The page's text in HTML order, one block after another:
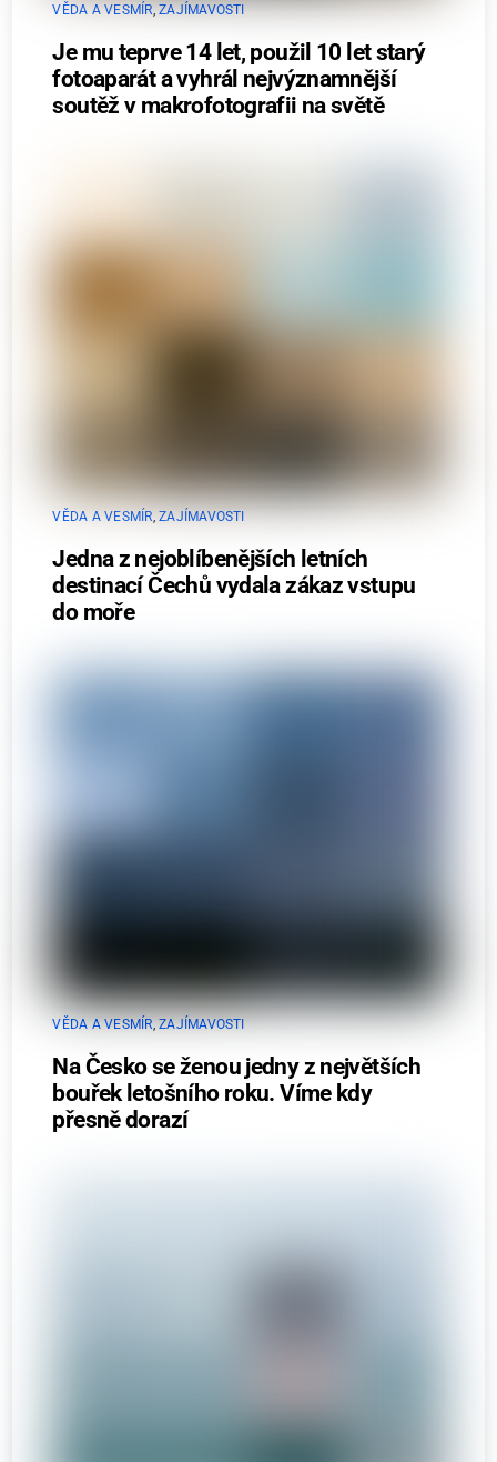
VĚDA A VESMÍR ,ZAJÍMAVOSTI
Je mu teprve 14 let, použil 10 let starý
fotoaparát a vyhrál nejvýznamnější
soutěž v makrofotografii na světě
VĚDA A VESMÍR,ZAJÍMAVOSTI
Jedna z nejoblíbenějších letních
destinací Čechů vydala zákaz vstupu
do moře
VĚDA A VESMÍR,ZAJÍMAVOSTI
Na Česko se ženou jedny z největších
bouřek letošního roku. Víme kdy
přesně dorazí